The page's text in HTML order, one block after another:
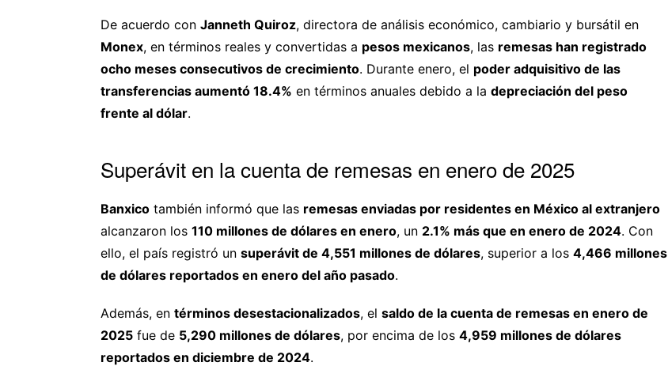
De acuerdo con Janneth Quiroz, directora de análisis económico, cambiario y bursátil en
Monex, en términos reales y convertidas a pesos mexicanos, las remesas han registrado
ocho meses consecutivos de crecimiento. Durante enero, el poder adquisitivo de las
transferencias aumentó 18.4% en términos anuales debido a la depreciación del peso
frente al dólar.
Superávit en la cuenta de remesas en enero de 2025
Banxico también informó que las remesas enviadas por residentes en México al extranjero
alcanzaron los 110 millones de dólares en enero, un 2.1% más que en enero de 2024. Con
ello, el país registró un superávit de 4,551 millones de dólares, superior a los 4,466 millones
de dólares reportados en enero del año pasado.
Además, en términos desestacionalizados, el saldo de la cuenta de remesas en enero de
2025 fue de 5,290 millones de dólares, por encima de los 4,959 millones de dólares
reportados en diciembre de 2024.